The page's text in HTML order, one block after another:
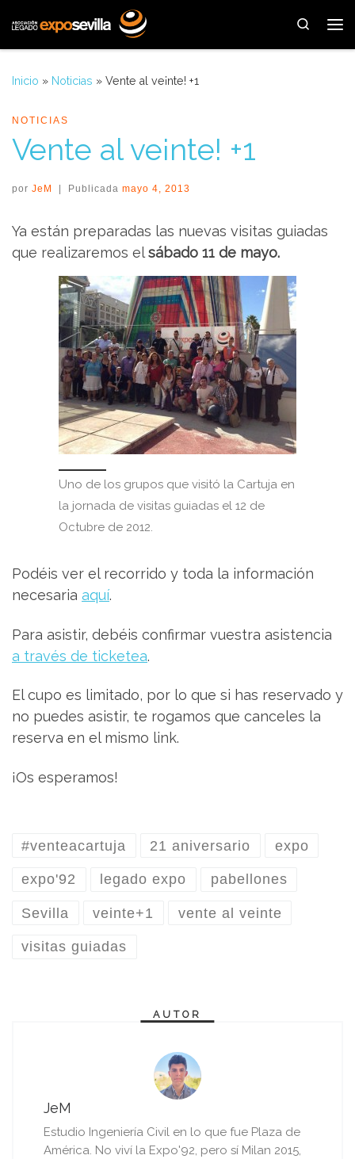
Saltar al contenido
Search
Inicio » Noticias » Vente al ve¡nte! +1
NOTICIAS
Vente al ve¡nte! +1
por JeM | Publicada mayo 4, 2013
Ya están preparadas las nuevas visitas guiadas
que realizaremos elsábado 11 de mayo.
Uno de los grupos que visitó la Cartuja en
la jornada de visitas guiadas el 12 de
Octubre de 2012.
Podéis ver el recorrido y toda la información
necesaria aquí.
Para asistir, debéis confirmar vuestra asistencia
a través de ticketea.
El cupo es limitado, por lo que si has reservado y
no puedes asistir, te rogamos que canceles la
reserva en el mismo link.
¡Os esperamos!
#venteacartuja 21 aniversario expo
expo'92 legado expo pabellones
Sevilla veinte+1 vente al veinte
visitas guiadas
AUTOR
JeM
Estudio Ingeniería Civil en lo que fue Plaza de
América. No viví la Expo'92, pero sí Milan 2015,